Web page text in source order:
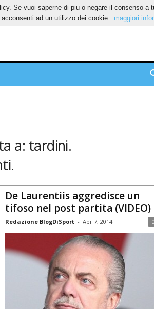
a: tardini.
De Laurentiis aggredisce un
tifoso nel post partita (VIDEO)
Redazione BlogDiSport - Apr 7, 2014 0
Se vuoi saperne di piu o negare il consenso a
ad un utilizzo dei cookie.
maggiori